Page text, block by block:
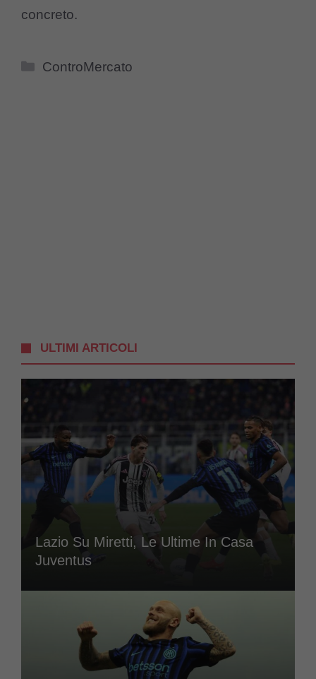
concreto.
Categorie
ControMercato
ULTIMI ARTICOLI
Lazio Su Miretti, Le Ultime In Casa
Juventus